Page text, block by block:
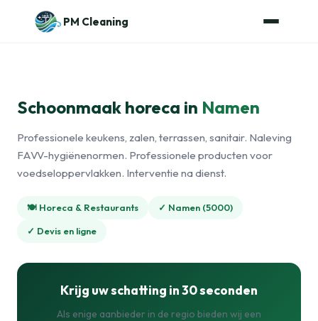
Naar de inhoud
PM Cleaning
Schoonmaak horeca in Namen
Professionele keukens, zalen, terrassen, sanitair. Naleving
FAVV-hygiënenormen. Professionele producten voor
voedseloppervlakken. Interventie na dienst.
🍽️ Horeca & Restaurants ✓ Namen (5000)
✓ Devis en ligne
Krijg uw schatting in 30 seconden
Als enige aanbieder in de regio bieden wij een